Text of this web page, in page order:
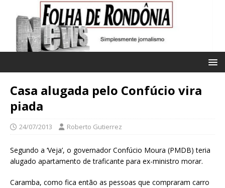
Casa alugada pelo Confúcio vira
piada
24/07/2013 Roberto Gutierrez
Segundo a ‘Veja’, o governador Confúcio Moura (PMDB) teria
alugado apartamento de traficante para ex-ministro morar.
Caramba, como fica então as pessoas que compraram carro